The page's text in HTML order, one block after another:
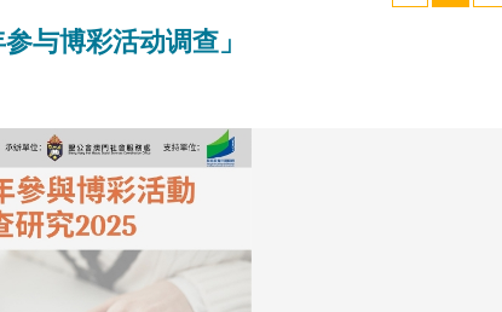
与博彩活动调查」